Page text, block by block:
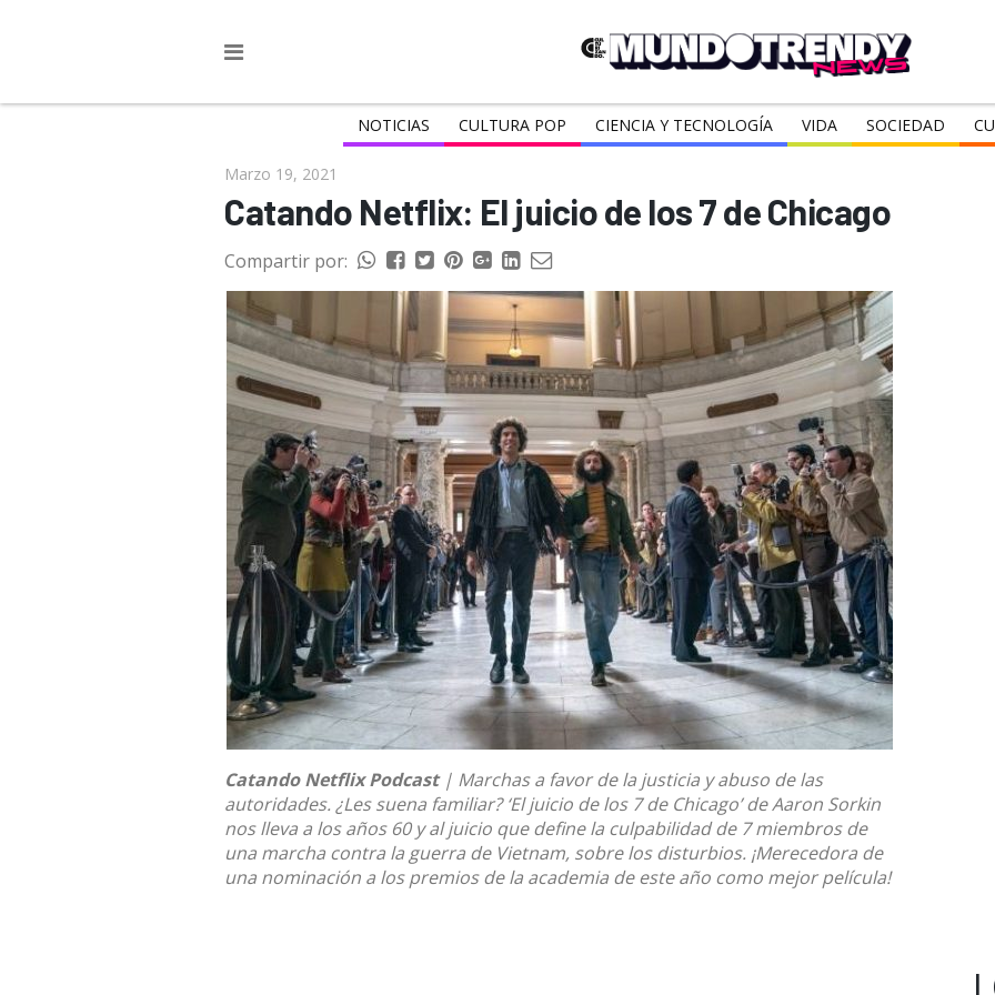
NOTICIAS CULTURA POP CIENCIA Y TECNOLOGÍA VIDA SOCIEDAD
Marzo 19, 2021
Catando Netflix: El juicio de los 7 de Chicago
Compartir por:
Catando Netflix Podcast | Marchas a favor de la justicia y abuso de las
autoridades. ¿Les suena familiar? ‘El juicio de los 7 de Chicago’ de Aaron Sorkin
nos lleva a los años 60 y al juicio que define la culpabilidad de 7 miembros de
una marcha contra la guerra de Vietnam, sobre los disturbios. ¡Merecedora de
una nominación a los premios de la academia de este año como mejor película!